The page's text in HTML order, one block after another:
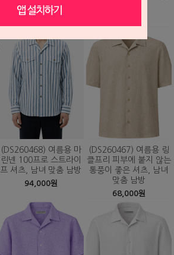
춤 남방
(DS260468) 여름용 마
린넨 100프로 스트라이
프 셔츠, 남녀 맞춤 남방
94,000원
(DS260467) 여름용 링
클프리 피부에 붙지 않는
통풍이 좋은 셔츠, 남녀
맞춤 남방
68,000원